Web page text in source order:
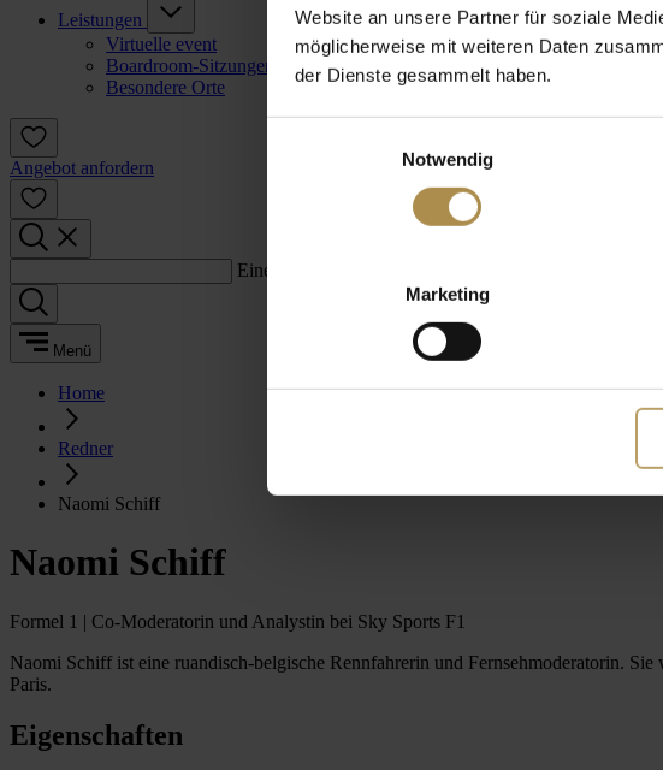
Website an unsere Partner für soziale
möglicherweise mit weiteren Daten
der Dienste gesammelt haben.
Notwendig
Marketing
Leistungen
Virtuelle event
Boardroom-Sitzungen
Besondere Orte
Angebot anfordern
Einen Suchbegriff eingeben:
Menü
Home
Redner
Naomi Schiff
Naomi Schiff
Formel 1 | Co-Moderatorin und Analystin bei Sky Sports F1
Naomi Schiff ist eine ruandisch-belgische Rennfahrerin und Fernsehmoderatorin.
Paris.
Eigenschaften